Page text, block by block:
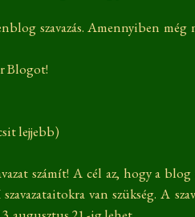
szavazás. Amennyiben
Blogot!
lejjebb)
számít! A cél az, hogy a
van szükség. A